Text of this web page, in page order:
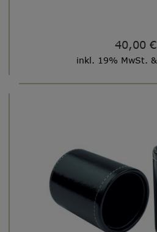
40,00 €
inkl. 19% MwSt. &